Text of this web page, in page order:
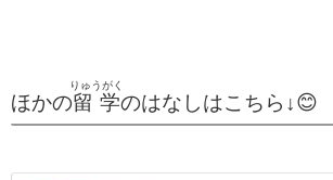
ほかの留学
りゅうがく
のはなしはこちら↓😊